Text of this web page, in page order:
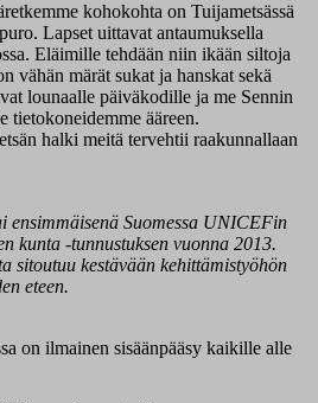
kohokohta on Tuijametsässä
Lapset uittavat antaumuksella
Eläimille tehdään niin ikään siltoja
vähän märät sukat ja hanskat sekä
lounaalle päiväkodille ja me Sennin
tietokoneidemme ääreen.
halki meitä tervehtii raakunnallaan
ensimmäisenä Suomessa UNICEFin
kunta -tunnustuksen vuonna 2013.
sitoutuu kestävään kehittämistyöhön
eteen.
on ilmainen sisäänpääsy kaikille alle